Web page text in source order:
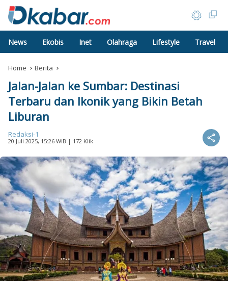
News Ekobis Inet Olahraga Lifestyle Travel
Home Berita
Jalan-Jalan ke Sumbar: Destinasi
Terbaru dan Ikonik yang Bikin Betah
Liburan
Redaksi-1
20 Juli 2025, 15:26 WIB | 172 Klik